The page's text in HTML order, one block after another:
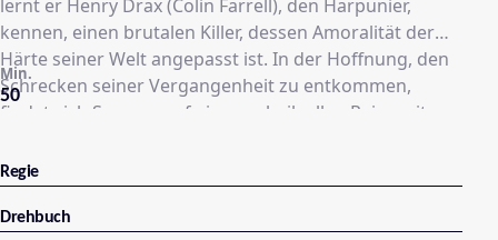
lernt er Henry Drax (Colin Farrell), den Harpunier,
kennen, einen brutalen Killer, dessen Amoralität der
Härte seiner Welt angepasst ist. In der Hoffnung, den
Schrecken seiner Vergangenheit zu entkommen,
findet sich Sumner auf einer unheilvollen Reise mit
Suche nach Erlösung wird seine Geschichte zu einem
harten Kampf ums Überleben in der arktischen
Einöde.
50
Min.
Regie
Drehbuch